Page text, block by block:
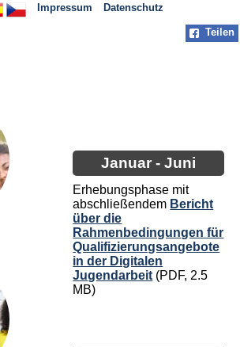
Impressum Datenschutz
Teilen
Januar - Juni
Erhebungsphase mit
abschließendem Bericht
über die
Rahmenbedingungen für
Qualifizierungsangebote
in der Digitalen
Jugendarbeit (PDF, 2.5
MB)